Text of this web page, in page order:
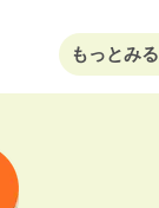
もっとみる